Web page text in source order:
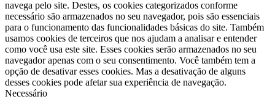
navega pelo site. Destes, os cookies categorizados conforme
necessário são armazenados no seu navegador, pois são essenciais
para o funcionamento das funcionalidades básicas do site. Também
usamos cookies de terceiros que nos ajudam a analisar e entender
como você usa este site. Esses cookies serão armazenados no seu
navegador apenas com o seu consentimento. Você também tem a
opção de desativar esses cookies. Mas a desativação de alguns
desses cookies pode afetar sua experiência de navegação.
Necessário